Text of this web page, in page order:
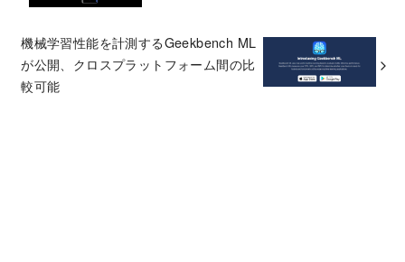
機械学習性能を計測するGeekbench ML
が公開、クロスプラットフォーム間の比
較可能